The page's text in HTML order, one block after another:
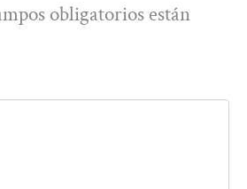
obligatorios están